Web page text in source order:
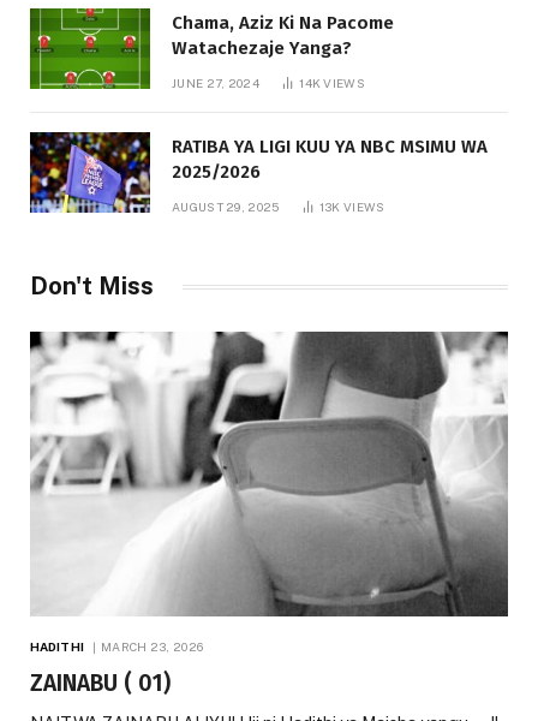
Chama, Aziz Ki Na Pacome
Watachezaje Yanga?
JUNE 27, 2024 14KVIEWS
RATIBA YA LIGI KUU YA NBC MSIMU WA
2025/2026
AUGUST 29, 2025 13KVIEWS
Don't Miss
HADITHI MARCH 23, 2026
ZAINABU ( 01)